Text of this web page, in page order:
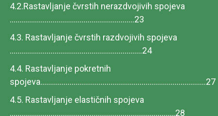
4.2.Rastavljanje čvrstih nerazdvojivih spojeva
................................................................23
4.3. Rastavljanje čvrstih razdvojivih spojeva
....................................................................24
4.4. Rastavljanje pokretnih
spojeva.....................................................................................27
4.5. Rastavljanje elastičnih spojeva
.....................................................................................28